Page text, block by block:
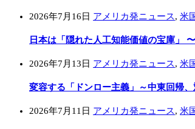
2026年7月16日 アメリカ発ニュース, 米
日本は「隠れた人工知能価値の宝庫」
2026年7月13日 アメリカ発ニュース, 米
変容する「ドンロー主義」～中東回帰
2026年7月11日 アメリカ発ニュース, 米